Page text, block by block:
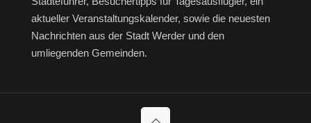
aktueller Veranstaltungskalender, sowie die neuesten
Nachrichten aus der Stadt Werder und den
umliegenden Gemeinden.